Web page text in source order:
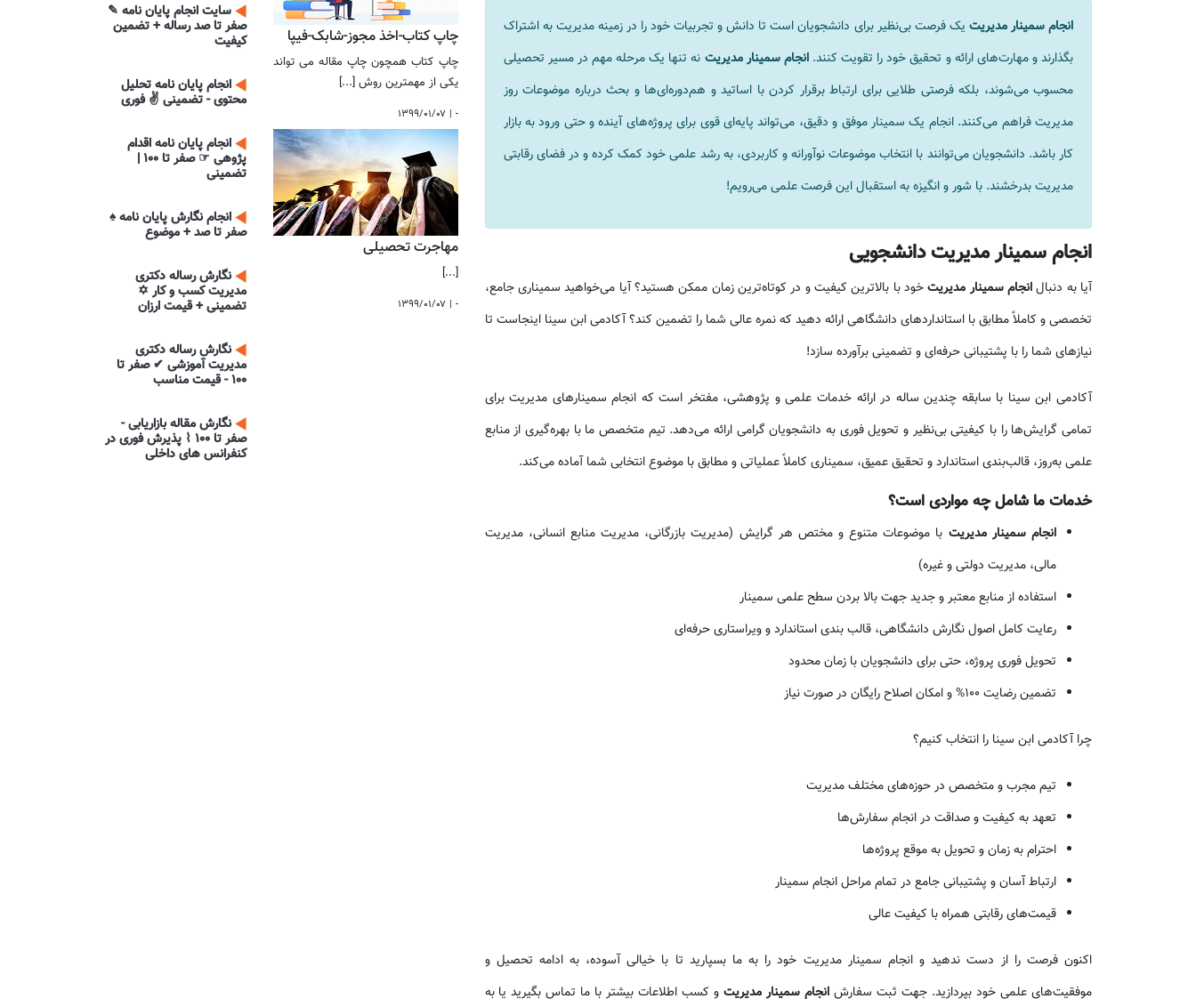
انجام سمینار مدیریت یک فرصت بی‌نظیر برای دانشجویان است تا دانش و تجربیات خود را در زمینه مدیریت به اشتراک
بگذارند و مهارت‌های ارائه و تحقیق خود را تقویت کنند.انجام سمینار مدیریت نه تنها یک مرحله مهم در مسیر تحصیلی
محسوب می‌شوند، بلکه فرصتی طلایی برای ارتباط برقرار کردن با اساتید و هم‌دوره‌ای‌ها و بحث درباره موضوعات روز
مدیریت فراهم می‌کنند. انجام یک سمینار موفق و دقیق، می‌تواند پایه‌ای قوی برای پروژه‌های آینده و حتی ورود به بازار
کار باشد. دانشجویان می‌توانند با انتخاب موضوعات نوآورانه و کاربردی، به رشد علمی خود کمک کرده و در فضای رقابتی
مدیریت بدرخشند. با شور و انگیزه به استقبال این فرصت علمی می‌رویم!
انجام سمینار مدیریت دانشجویی
آیا به دنبالانجام سمینار مدیریتخود با بالاترین کیفیت و در کوتاه‌ترین زمان ممکن هستید؟ آیا می‌خواهید سمیناری جامع،
تخصصی و کاملاً مطابق با استانداردهای دانشگاهی ارائه دهید که نمره عالی شما را تضمین کند؟ آکادمی ابن سینا اینجاست تا
نیازهای شما را با پشتیبانی حرفه‌ای و تضمینی برآورده سازد!
آکادمی ابن سینا با سابقه چندین ساله در ارائه خدمات علمی و پژوهشی، مفتخر است که انجام سمینارهای مدیریت برای
تمامی گرایش‌ها را با کیفیتی بی‌نظیر و تحویل فوری به دانشجویان گرامی ارائه می‌دهد. تیم متخصص ما با بهره‌گیری از منابع
علمی به‌روز، قالب‌بندی استاندارد و تحقیق عمیق، سمیناری کاملاً عملیاتی و مطابق با موضوع انتخابی شما آماده می‌کند.
خدمات ما شامل چه مواردی است؟
انجام سمینار مدیریت با موضوعات متنوع و مختص هر گرایش (مدیریت بازرگانی، مدیریت منابع انسانی، مدیریت
مالی، مدیریت دولتی و غیره)
استفاده از منابع معتبر و جدید جهت بالا بردن سطح علمی سمینار
رعایت کامل اصول نگارش دانشگاهی، قالب بندی استاندارد و ویراستاری حرفه‌ای
تحویل فوری پروژه، حتی برای دانشجویان با زمان محدود
تضمین رضایت 100% و امکان اصلاح رایگان در صورت نیاز
چرا آکادمی ابن سینا را انتخاب کنیم؟
تیم مجرب و متخصص در حوزه‌های مختلف مدیریت
تعهد به کیفیت و صداقت در انجام سفارش‌ها
احترام به زمان و تحویل به موقع پروژه‌ها
ارتباط آسان و پشتیبانی جامع در تمام مراحل انجام سمینار
قیمت‌های رقابتی همراه با کیفیت عالی
اکنون فرصت را از دست ندهید و انجام سمینار مدیریت خود را به ما بسپارید تا با خیالی آسوده، به ادامه تحصیل و
موفقیت‌های علمی خود بپردازید. جهت ثبت سفارش انجام سمینار مدیریتو کسب اطلاعات بیشتر با ما تماس بگیرید یا به
چاپ کتاب-اخذ مجوز-شابک-فیپا
چاپ کتاب همچون چاپ مقاله می تواند
یکی از مهمترین روش [...]
۱۳۹۹/۰۱/۰۷ | -
مهاجرت تحصیلی
[...]
۱۳۹۹/۰۱/۰۷ | -
سایت انجام پایان نامه ✎
صفر تا صد رساله + تضمین
کیفیت
انجام پایان نامه تحلیل
محتوی - تضمینی ✌ فوری
انجام پایان نامه اقدام
پژوهی ☞ صفر تا 100 |
تضمینی
انجام نگارش پایان نامه ♠
صفر تا صد + موضوع
نگارش رساله دکتری
مدیریت کسب و کار ✡
تضمینی + قیمت ارزان
نگارش رساله دکتری
مدیریت آموزشی ✔ صفر تا
100 - قیمت مناسب
نگارش مقاله بازاریابی -
صفر تا 100 ⌇ پذیرش فوری در
کنفرانس های داخلی